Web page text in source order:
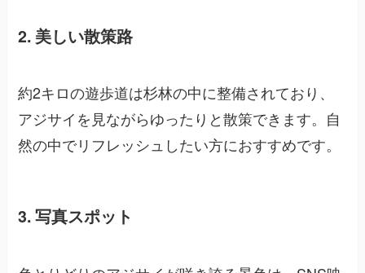
2. 美しい散策路
約2キロの遊歩道は杉林の中に整備されており、
アジサイを見ながらゆったりと散策できます。自
然の中でリフレッシュしたい方におすすめです。
3. 写真スポット